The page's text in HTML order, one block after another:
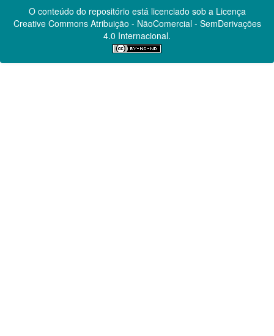
O conteúdo do repositório está licenciado sob a Licença
Creative CommonsAtribuição - NãoComercial - SemDerivações
4.0 Internacional.